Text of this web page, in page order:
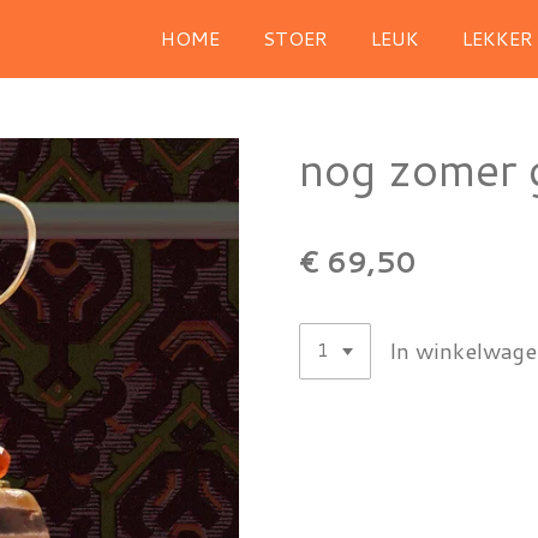
HOME STOER LEUK LEKKER
nog zomer
€ 69,50
In